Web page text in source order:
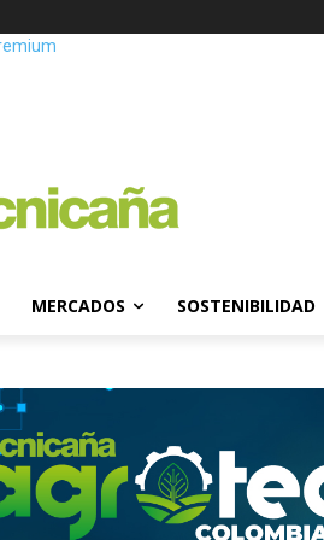
MERCADOS SOSTENIBILIDAD